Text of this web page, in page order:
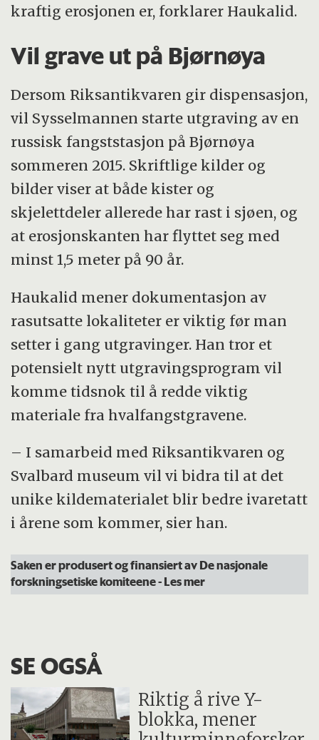
kraftig erosjonen er, forklarer Haukalid.
Vil grave ut på Bjørnøya
Dersom Riksantikvaren gir dispensasjon,
vil Sysselmannen starte utgraving av en
russisk fangststasjon på Bjørnøya
sommeren 2015. Skriftlige kilder og
bilder viser at både kister og
skjelettdeler allerede har rast i sjøen, og
at erosjonskanten har flyttet seg med
minst 1,5 meter på 90 år.
Haukalid mener dokumentasjon av
rasutsatte lokaliteter er viktig før man
setter i gang utgravinger. Han tror et
potensielt nytt utgravingsprogram vil
komme tidsnok til å redde viktig
materiale fra hvalfangstgravene.
– I samarbeid med Riksantikvaren og
Svalbard museum vil vi bidra til at det
unike kildematerialet blir bedre ivaretatt
i årene som kommer, sier han.
Saken er produsert og finansiert av De nasjonale
forskningsetiske komiteene- Les mer
SE OGSÅ
Riktig å rive Y-
blokka, mener